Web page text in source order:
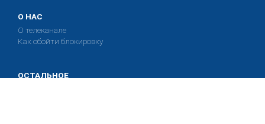
О НАС
О телеканале
Как обойти блокировку
ОСТАЛЬНОЕ